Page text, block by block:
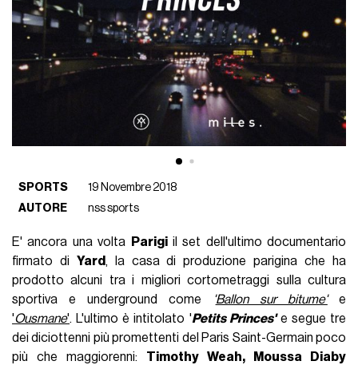
SPORTS
19 Novembre 2018
AUTORE
nss sports
E' ancora una volta Parigiil set dell'ultimo documentario
firmato di Yard, la casa di produzione parigina che ha
prodotto alcuni tra i migliori cortometraggi sulla cultura
sportiva e underground come
'Ballon sur bitume'e
'Ousmane'. L'ultimo è intitolato 'Petits Princes'e segue tre
dei diciottenni più promettenti del Paris Saint-Germain poco
più che maggiorenni: Timothy Weah,
Moussa Diaby